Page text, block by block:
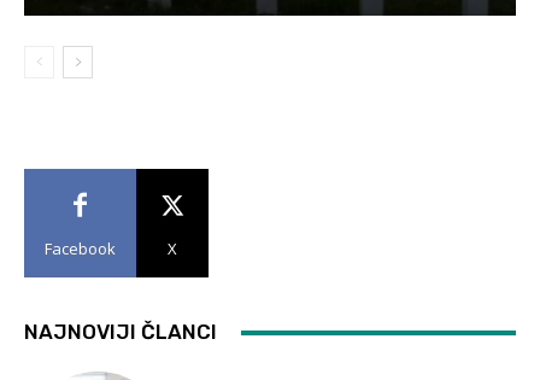
Facebook X
NAJNOVIJI ČLANCI